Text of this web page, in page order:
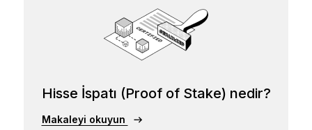
Hisse İspatı (Proof of Stake) nedir?
Makaleyi okuyun